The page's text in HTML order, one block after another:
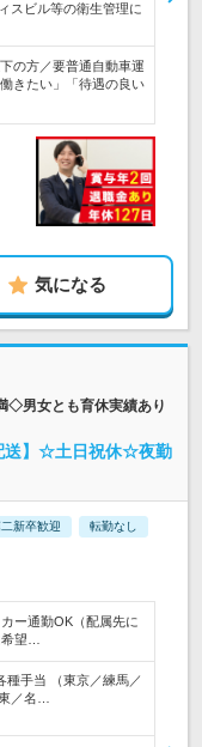
スビル等の衛生管理に
の方／要普通自動車運
きたい」「待遇の良い
気になる
◇男女とも育休実績あり
送】☆土日祝休☆夜勤
新卒歓迎 転勤なし
ー通勤OK（配属先に
望…
種手当 （東京／練馬／
／名…